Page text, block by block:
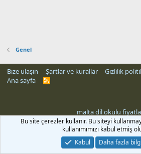
Genel
Bize ulaşın Şartlar ve kurallar Gizlilik
Ana sayfa
R
malta dil okulu
Bu site çerezler kullanır. Bu siteyi
kullanımımızı kabul etmiş
Kabul
Daha fazla